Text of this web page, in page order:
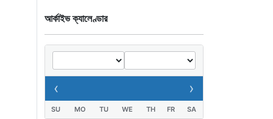
স্বাভাবিক
তিনজনের মৃত্যু, নতুন
আক্রান্ত ১২১৮”
আর্কাইভ ক্যালেণ্ডার
‹ ›
SU MO TU WE TH FR SA